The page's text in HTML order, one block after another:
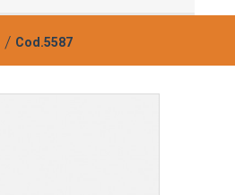
Cod.5587